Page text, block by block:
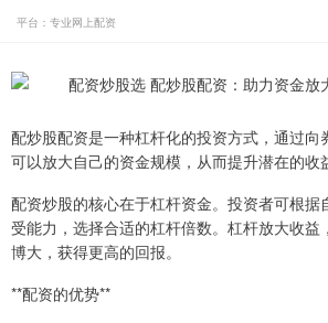
平台：专业网上配资
配炒股配资是一种杠杆化的投资方式，通过向
可以放大自己的资金规模，从而提升潜在的收
配资炒股的核心在于杠杆资金。投资者可根据
受能力，选择合适的杠杆倍数。杠杆放大收益
博大，获得更高的回报。
**配资的优势**